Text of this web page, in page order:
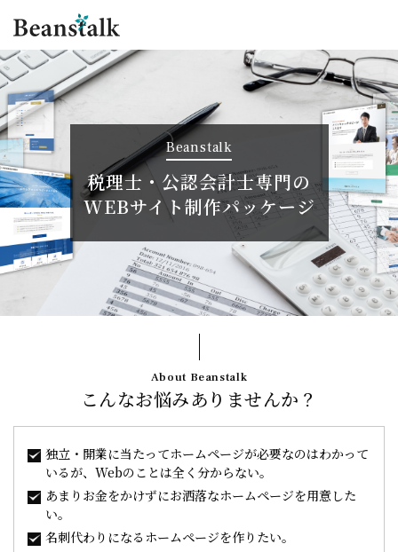
Beanstalk
税理士・公認会計士専門の
WEBサイト制作パッケージ
About Beanstalk
こんなお悩みありませんか？
独立・開業に当たってホームページが必要なのはわかって
いるが、Webのことは全く分からない。
あまりお金をかけずにお洒落なホームページを用意した
い。
名刺代わりになるホームページを作りたい。